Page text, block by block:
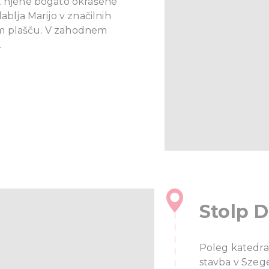
Marijo v značilnih
plašču. V zahodnem
Stolp
Poleg
stavba v